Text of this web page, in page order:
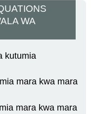
WA
kutumia
mara kwa mara
mara kwa mara